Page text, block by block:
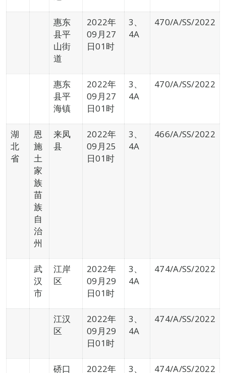
惠东
县平
山街
道
2022年
09月27
日01时
3、
4A
470/A/SS/2022
惠东
县平
海镇
2022年
09月27
日01时
3、
4A
470/A/SS/2022
湖
北
省
恩
施
土
家
族
苗
族
自
治
州
来凤
县
2022年
09月25
日01时
3、
4A
466/A/SS/2022
武
汉
市
江岸
区
2022年
09月29
日01时
3、
4A
474/A/SS/2022
江汉
区
2022年
09月29
日01时
3、
4A
474/A/SS/2022
硚口
2022年
3、
474/A/SS/2022